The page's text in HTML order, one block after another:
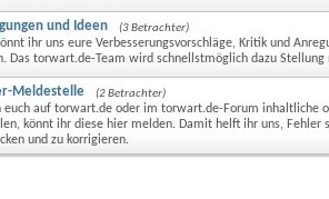
und Ideen (3 Betrachter)
ihr uns eure Verbesserungsvorschläge, Kritik und
Das torwart.de-Team wird schnellstmöglich dazu Stellung
Meldestelle (2 Betrachter)
euch auf torwart.de oder im torwart.de-Forum inhaltliche
könnt ihr diese hier melden. Damit helft ihr uns, Fehler
und zu korrigieren.